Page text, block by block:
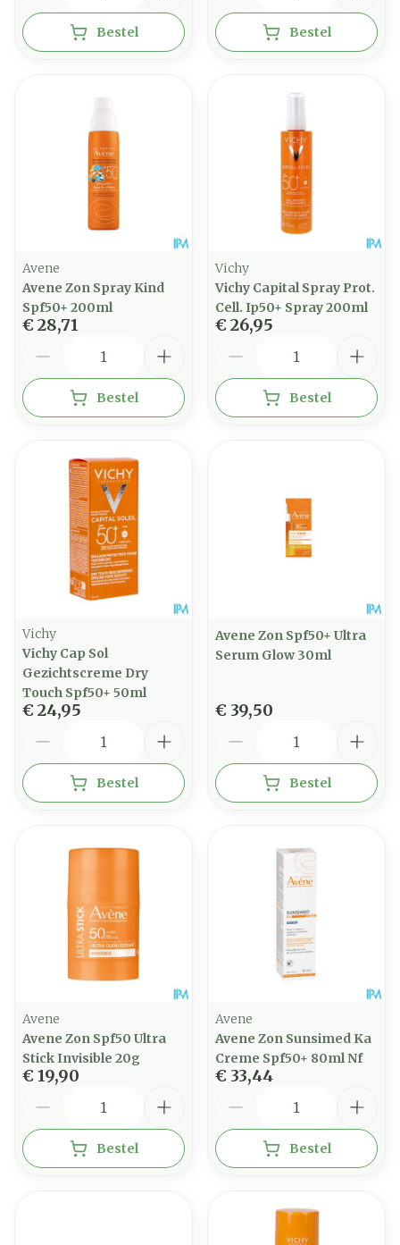
Bestel Bestel
Avene
Avene Zon Spray Kind
Spf50+ 200ml
€ 28,71
Bestel
Vichy
Vichy Capital Spray Prot.
Cell. Ip50+ Spray 200ml
€ 26,95
Bestel
Vichy
Vichy Cap Sol
Gezichtscreme Dry
Touch Spf50+ 50ml
€ 24,95
Bestel
Avene Zon Spf50+ Ultra
Serum Glow 30ml
€ 39,50
Bestel
Avene
Avene Zon Spf50 Ultra
Stick Invisible 20g
€ 19,90
Bestel
Avene
Avene Zon Sunsimed Ka
Creme Spf50+ 80ml Nf
€ 33,44
Bestel